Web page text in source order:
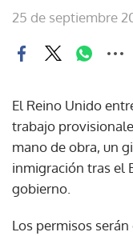
25 de septiembre
El Reino Unido
trabajo
mano de obra, un
inmigración tras el
gobierno.
Los permisos